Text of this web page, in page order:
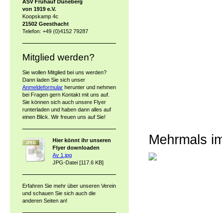
Mehrmals
ASV Frühauf Düneberg
von 1919 e.V.
Koopskamp 4c
21502 Geesthacht
Telefon: +49 (0)4152 79287
Mitglied werden?
Sie wollen Mitglied bei uns werden?
Dann laden Sie sich unser
Anmeldeformular herunter und nehmen
bei Fragen gern Kontakt mit uns auf.
Sie können sich auch unsere Flyer
runterladen und haben dann alles auf
einen Blick. Wir freuen uns auf Sie!
Hier könnt ihr unseren
Flyer downloaden
Av 1.jpg
JPG-Datei [117.6 KB]
Erfahren Sie mehr über unseren Verein
und schauen Sie sich auch die
anderen Seiten an!